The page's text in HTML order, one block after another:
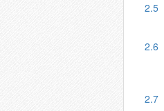
2.5
2.6
2.7